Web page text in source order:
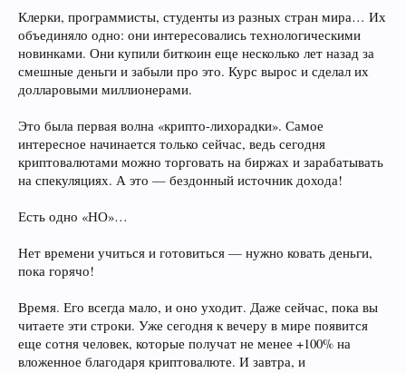
Клерки, программисты, студенты из разных стран мира… Их
объединяло одно: они интересовались технологическими
новинками. Они купили биткоин еще несколько лет назад за
смешные деньги и забыли про это. Курс вырос и сделал их
долларовыми миллионерами.
Это была первая волна «крипто-лихорадки». Самое
интересное начинается только сейчас, ведь сегодня
криптовалютами можно торговать на биржах и зарабатывать
на спекуляциях. А это — бездонный источник дохода!
Есть одно «НО»…
Нет времени учиться и готовиться — нужно ковать деньги,
пока горячо!
Время. Его всегда мало, и оно уходит. Даже сейчас, пока вы
читаете эти строки. Уже сегодня к вечеру в мире появится
еще сотня человек, которые получат не менее +100% на
вложенное благодаря криптовалюте. И завтра, и